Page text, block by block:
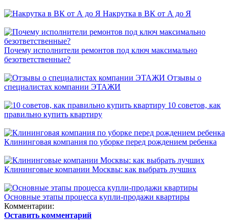
Накрутка в ВК от А до Я
Почему исполнители ремонтов под ключ максимально
безответственные?
Отзывы о
специалистах компании ЭТАЖИ
10 советов, как
правильно купить квартиру
Клининговая компания по уборке перед рождением ребенка
Клининговые компании Москвы: как выбрать лучших
Основные этапы процесса купли-продажи квартиры
Комментарии:
Оставить комментарий